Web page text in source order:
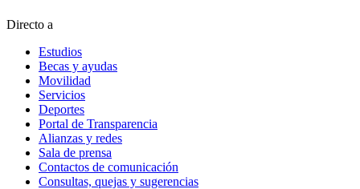
Directo a
Estudios
Becas y ayudas
Movilidad
Servicios
Deportes
Portal de Transparencia
Alianzas y redes
Sala de prensa
Contactos de comunicación
Consultas, quejas y sugerencias